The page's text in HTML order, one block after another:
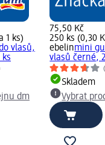
1 ks)
vlasů,
dm
75,50 Kč
250 ks (0,30
ebelinmini
vlasů černé,
Skladem
Vybrat